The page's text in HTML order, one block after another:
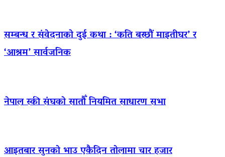
सम्बन्ध र संवेदनाको दुई कथा : ‘कति बस्छौं माइतीघर’ र
‘आश्रम’ सार्वजनिक
नेपाल स्की संघको सातौँ नियमित साधारण सभा
आइतबार सुनको भाउ एकैदिन तोलामा चार हजार